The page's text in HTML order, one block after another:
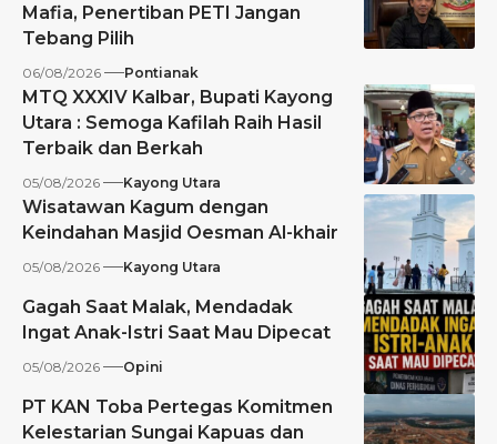
Mafia, Penertiban PETI Jangan
Tebang Pilih
06/08/2026 Pontianak
MTQ XXXIV Kalbar, Bupati Kayong
Utara : Semoga Kafilah Raih Hasil
Terbaik dan Berkah
05/08/2026 Kayong Utara
Wisatawan Kagum dengan
Keindahan Masjid Oesman Al-khair
05/08/2026 Kayong Utara
Gagah Saat Malak, Mendadak
Ingat Anak-Istri Saat Mau Dipecat
05/08/2026 Opini
PT KAN Toba Pertegas Komitmen
Kelestarian Sungai Kapuas dan